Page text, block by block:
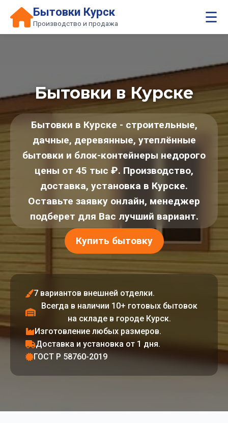
Бытовки Курск
Производство и продажа ☰
Бытовки в Курске
Бытовки в Курске - строительные,
дачные, деревянные, утеплённые
бытовки и блок-контейнеры недорого
цены от 45 тыс ₽. Производство,
доставка, установка в Курске.
Оставьте заявку онлайн, менеджер
подберет для Вас лучший вариант.
Купить бытовку
7 вариантов внешней отделки.
Всегда в наличии 10+ готовых бытовок
на складе в городе Курск.
Изготовление любых размеров.
Доставка и установка от 1 дня.
ГОСТ Р 58760-2019